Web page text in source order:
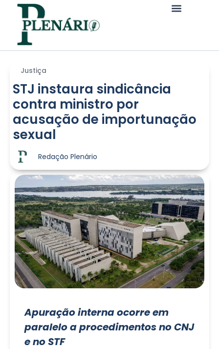
Justiça
STJ instaura sindicância
contra ministro por
acusação de importunação
sexual
Redação Plenário
Apuração interna ocorre em
paralelo a procedimentos no CNJ
e no STF